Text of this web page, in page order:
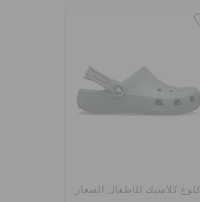
كلوغ كلاسيك للأطفال الصغار